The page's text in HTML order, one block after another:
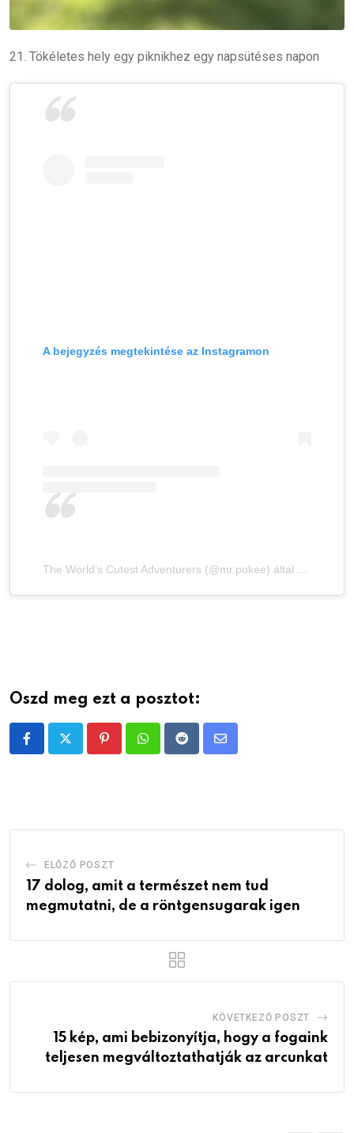
21. Tökéletes hely egy piknikhez egy napsütéses napon
A bejegyzés megtekintése az Instagramon
The World’s Cutest Adventurers (@mr.pokee) által megosztott bejegyzés
Oszd meg ezt a posztot:
PinterestWhatsappRedditShare
ELŐZŐ POSZT
17 dolog, amit a természet nem tud
megmutatni, de a röntgensugarak igen
KÖVETKEZŐ POSZT
15 kép, ami bebizonyítja, hogy a fogaink
teljesen megváltoztathatják az arcunkat